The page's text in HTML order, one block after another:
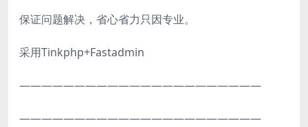
保证问题解决，省心省力只因专业。
采用Tinkphp+Fastadmin
——————————————————————
——————————————————————